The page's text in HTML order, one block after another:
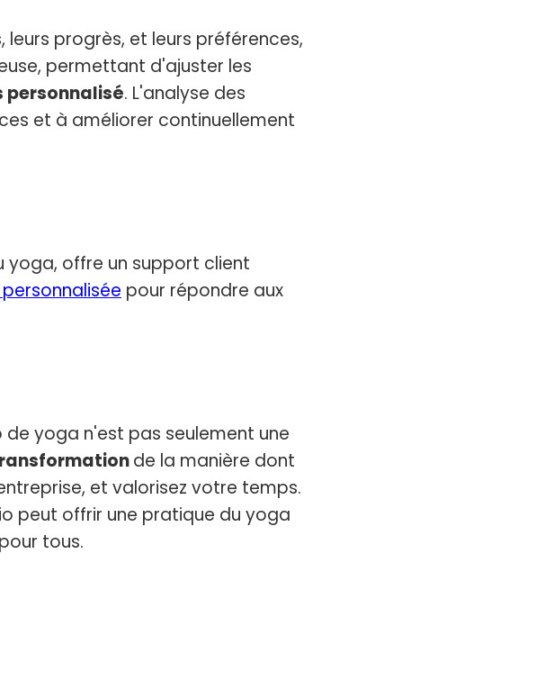
progrès, et leurs préférences,
permettant d'ajuster les
personnalisé. L'analyse des
et à améliorer continuellement
yoga, offre un support client
pour répondre aux
yoga n'est pas seulement une
de la manière dont
et valorisez votre temps.
peut offrir une pratique du yoga
tous.